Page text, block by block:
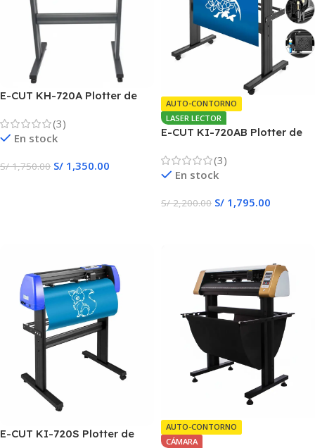
E-CUT KH-720A Plotter de
(3)
En stock
S/1,750.00 S/ 1,350.00
AUTO-CONTORNO
LASER LECTOR
E-CUT KI-720AB Plotter de
(3)
En stock
S/2,200.00 S/ 1,795.00
E-CUT KI-720S Plotter de
AUTO-CONTORNO
CÁMARA